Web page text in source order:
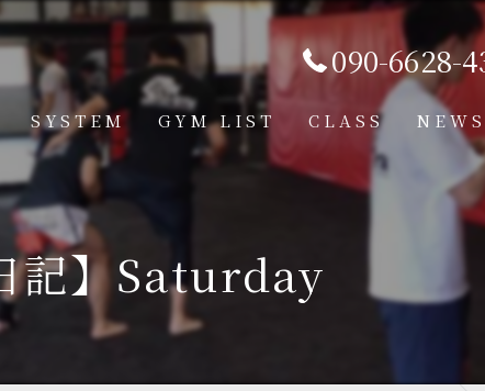
090-6628-
SYSTEM GYM LIST CLASS
タイムテーブル
格闘技クラス
NEWS
記】Saturday